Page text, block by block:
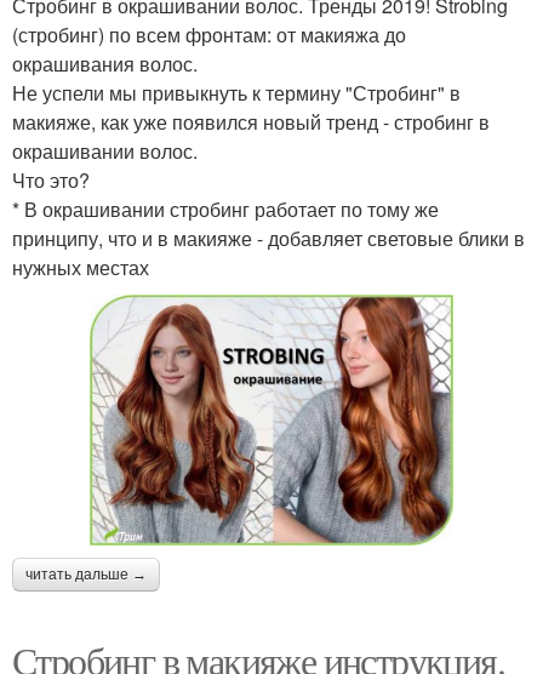
(стробинг) по всем фронтам: от макияжа до
окрашивания волос.
Не успели мы привыкнуть к термину "Стробинг" в
макияже, как уже появился новый тренд - стробинг в
окрашивании волос.
Что это?
* В окрашивании стробинг работает по тому же
принципу, что и в макияже - добавляет световые блики в
нужных местах
читать дальше →
Стробинг в макияже инструкция.